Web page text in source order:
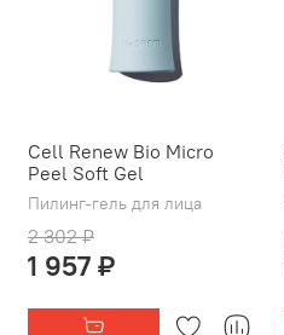
Cell Renew Bio Micro
Peel Soft Gel
Пилинг-гель для лица
2 302 ₽
1 957 ₽